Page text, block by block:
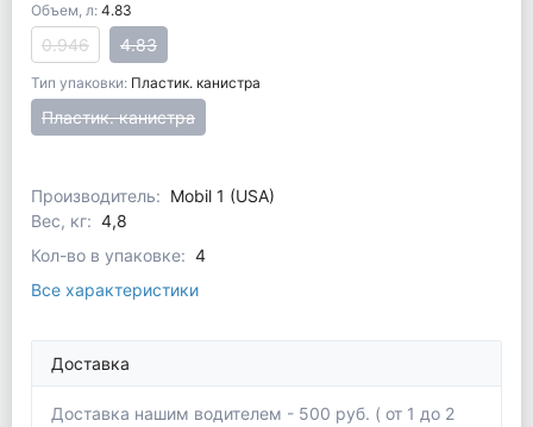
Объем, л: 4.83
0.946 4.83
Тип упаковки: Пластик. канистра
Пластик. канистра
Производитель: Mobil 1 (USA)
Вес, кг: 4,8
Кол-во в упаковке: 4
Все характеристики
Доставка
Доставка нашим водителем - 500 руб. ( от 1 до 2